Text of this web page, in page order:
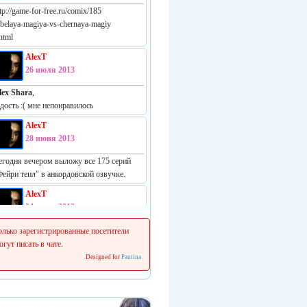
game-for-free.ru/comix/185
magiya-vs-chernaya-magiy
AlexT
26 июля 2013
Shara,
:( мне непонравилось
AlexT
28 июня 2013
вечером выложу все 175 серий
теил" в анкордовской озвучке.
AlexT
24 июня 2013
русская манга:
vk.com/white_vs_black_m
начинаем делать свежие релизы.
зарегистрированные посетители
писать в чате.
Designed for Pautina